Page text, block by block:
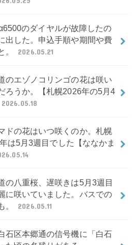
のダイヤルが故障したの
出した。申込手順や期間や費
。
2026.05.21
のエゾノコリンゴの花は咲い
ろうか。【札幌2026年の5月4
2026.05.18
ドの花はいつ咲くのか。札幌
は5月3週目でした【ななかま
の八重桜、遅咲きは5月3週目
に咲いていました。バスでの
。
2026.05.11
石区本郷通の信号機に「白石